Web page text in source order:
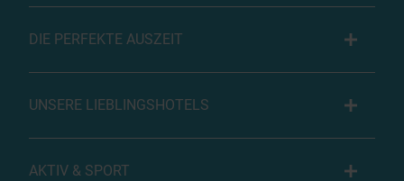
DIE PERFEKTE AUSZEIT
UNSERE LIEBLINGSHOTELS
AKTIV & SPORT